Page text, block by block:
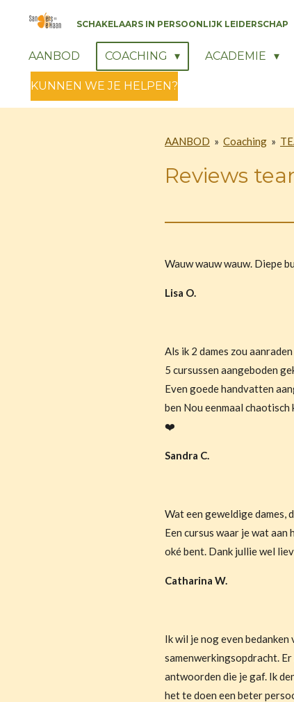
hoofdinhoud
SCHAKELAARS IN PERSOONLIJK LEIDERSCHAP
AANBOD COACHING ACADEMIE
KUNNEN WE JE HELPEN?
AANBOD » Coaching »
Reviews
Wauw wauw wauw. Diepe
Lisa O.
Als ik 2 dames zou
5 cursussen aangeboden
Even goede handvatten
ben Nou eenmaal chaotisch
❤️
Sandra C.
Wat een geweldige dames,
Een cursus waar je wat aan
oké bent. Dank jullie wel
Catharina W.
Ik wil je nog even
samenwerkingsopdracht.
antwoorden die je gaf. Ik
het te doen een beter